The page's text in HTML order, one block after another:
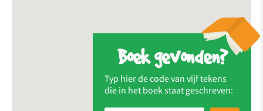
Boek gevonden?
Typ hier de code van vijf tekens
die in het boek staat geschreven: